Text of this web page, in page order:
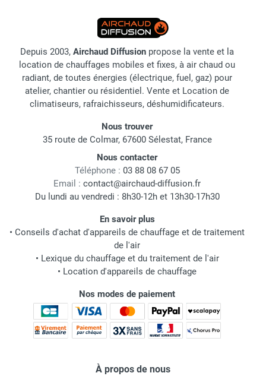
Depuis 2003, Airchaud Diffusion propose la vente et la
location de chauffages mobiles et fixes, à air chaud ou
radiant, de toutes énergies (électrique, fuel, gaz) pour
atelier, chantier ou résidentiel. Vente et Location de
climatiseurs, rafraichisseurs, déshumidificateurs.
Nous trouver
35 route de Colmar, 67600 Sélestat, France
Nous contacter
Téléphone : 03 88 08 67 05
Email : contact@airchaud-diffusion.fr
Du lundi au vendredi : 8h30-12h et 13h30-17h30
En savoir plus
• Conseils d'achat d'appareils de chauffage et de traitement
de l'air
• Lexique du chauffage et du traitement de l'air
• Location d'appareils de chauffage
Nos modes de paiement
À propos de nous